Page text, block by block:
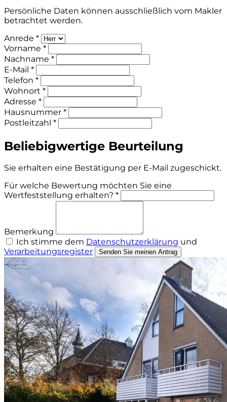
Persönliche Daten können ausschließlich vom Makler
betrachtet werden.
Anrede *
Vorname *
Nachname *
E-Mail *
Telefon *
Wohnort *
Adresse *
Hausnummer *
Postleitzahl *
Beliebigwertige Beurteilung
Sie erhalten eine Bestätigung per E-Mail zugeschickt.
Für welche Bewertung möchten Sie eine
Wertfeststellung erhalten? *
Bemerkung
Ich stimme dem Datenschutzerklärung und
Verarbeitungsregister
Senden Sie meinen Antrag